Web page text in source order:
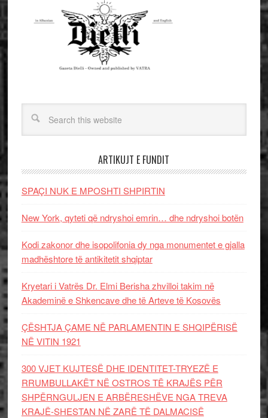
ARTIKUJT E FUNDIT
SPAÇI NUK E MPOSHTI SHPIRTIN
New York, qyteti që ndryshoi emrin… dhe ndryshoi botën
Kodi zakonor dhe isopolifonia dy nga monumentet e gjalla
madhështore të antikitetit shqiptar
Kryetari i Vatrës Dr. Elmi Berisha zhvilloi takim në
Akademinë e Shkencave dhe të Arteve të Kosovës
ÇËSHTJA ÇAME NË PARLAMENTIN E SHQIPËRISË
NË VITIN 1921
300 VJET KUJTESË DHE IDENTITET-TRYEZË E
RRUMBULLAKËT NË OSTROS TË KRAJËS PËR
SHPËRNGULJEN E ARBËRESHËVE NGA TREVA
KRAJË-SHESTAN NË ZARË TË DALMACISË